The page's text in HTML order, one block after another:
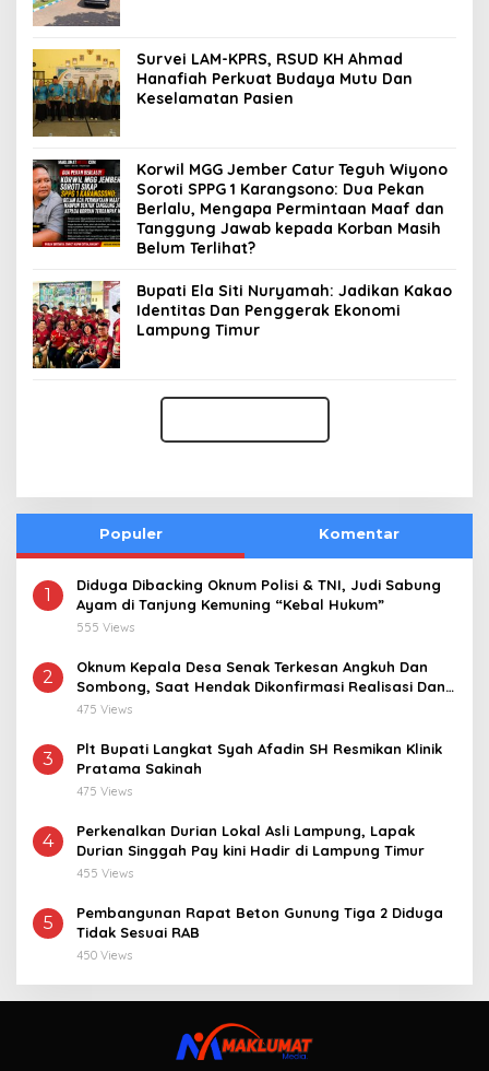
Survei LAM-KPRS, RSUD KH Ahmad
Hanafiah Perkuat Budaya Mutu Dan
Keselamatan Pasien
Korwil MGG Jember Catur Teguh Wiyono
Soroti SPPG 1 Karangsono: Dua Pekan
Berlalu, Mengapa Permintaan Maaf dan
Tanggung Jawab kepada Korban Masih
Belum Terlihat?
Bupati Ela Siti Nuryamah: Jadikan Kakao
Identitas Dan Penggerak Ekonomi
Lampung Timur
Populer Komentar
1
Diduga Dibacking Oknum Polisi & TNI, Judi Sabung
Ayam di Tanjung Kemuning “Kebal Hukum”
555 Views
2
Oknum Kepala Desa Senak Terkesan Angkuh Dan
Sombong, Saat Hendak Dikonfirmasi Realisasi Dana
Desa 2021-2024
475 Views
3
Plt Bupati Langkat Syah Afadin SH Resmikan Klinik
Pratama Sakinah
475 Views
4
Perkenalkan Durian Lokal Asli Lampung, Lapak
Durian Singgah Pay kini Hadir di Lampung Timur
455 Views
5
Pembangunan Rapat Beton Gunung Tiga 2 Diduga
Tidak Sesuai RAB
450 Views